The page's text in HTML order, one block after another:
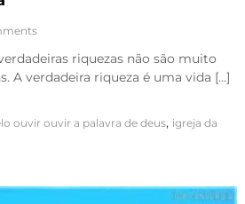
riquezas não são muito
A verdadeira riqueza é uma vida […]
ouvir ouvir a palavra de deus, igreja da